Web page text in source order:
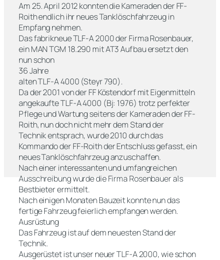
Am 25. April 2012 konnten die Kameraden der FF-
Roith endlich ihr neues Tanklöschfahrzeug in
Empfang nehmen.
Das fabrikneue TLF-A 2000 der Firma Rosenbauer,
ein MAN TGM 18.290 mit AT3 Aufbau ersetzt den
nun schon
36 Jahre
alten TLF-A 4000 (Steyr 790).
Da der 2001 von der FF Köstendorf mit Eigenmitteln
angekaufte TLF-A 4000 (Bj: 1976) trotz perfekter
Pflege und Wartung seitens der Kameraden der FF-
Roith, nun doch nicht mehr dem Stand der
Technik entsprach, wurde 2010 durch das
Kommando der FF-Roith der Entschluss gefasst, ein
neues Tanklöschfahrzeug anzuschaffen.
Nach einer interessanten und umfangreichen
Ausschreibung wurde die Firma Rosenbauer als
Bestbieter ermittelt.
Nach einigen Monaten Bauzeit konnte nun das
fertige Fahrzeug feierlich empfangen werden.
Ausrüstung
Das Fahrzeug ist auf dem neuesten Stand der
Technik.
Ausgerüstet ist unser neuer TLF-A 2000, wie schon